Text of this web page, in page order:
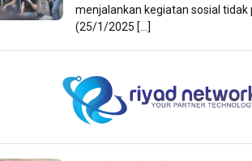
menjalankan kegiatan sosial tidak
(25/1/2025 […]